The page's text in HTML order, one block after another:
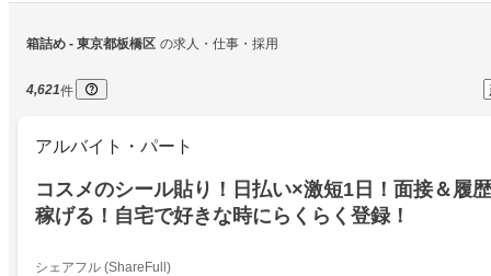
箱詰め - 東京都板橋区 の求人・仕事・採用
4,621件
アルバイト・パート
コスメのシール貼り！日払い×激短1日！面接＆履
稼げる！自宅で好きな時にらくらく登録！
シェアフル (ShareFull)